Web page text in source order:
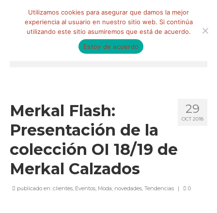
Qué hacemos
Marketing de influencia
Equipo
29
OCT 2018
Merkal Flash:
Presentación de la
colección OI 18/19 de
Merkal Calzados
publicado en: clientes, Eventos, Moda, novedades, Tendencias | 0
Utilizamos cookies para asegurar que damos la mejor
experiencia al usuario en nuestro sitio web. Si continúa
utilizando este sitio asumiremos que está de acuerdo.
Estoy de acuerdo